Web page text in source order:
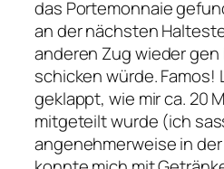
das Portemonnaie
an der nächsten
anderen Zug wieder
schicken würde.
geklappt, wie mir ca. 20
mitgeteilt wurde (ich
angenehmerweise in